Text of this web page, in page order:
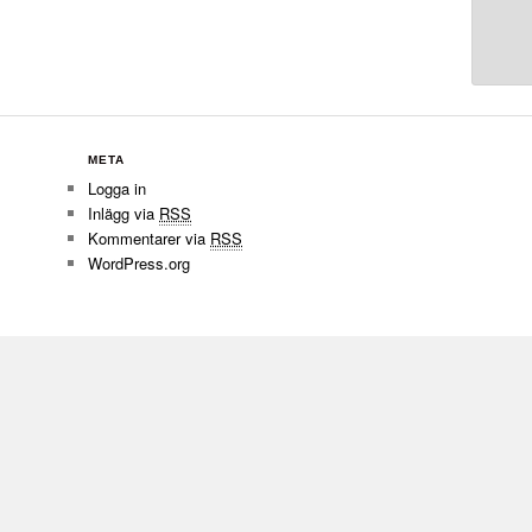
META
Logga in
Inlägg via RSS
Kommentarer via RSS
WordPress.org